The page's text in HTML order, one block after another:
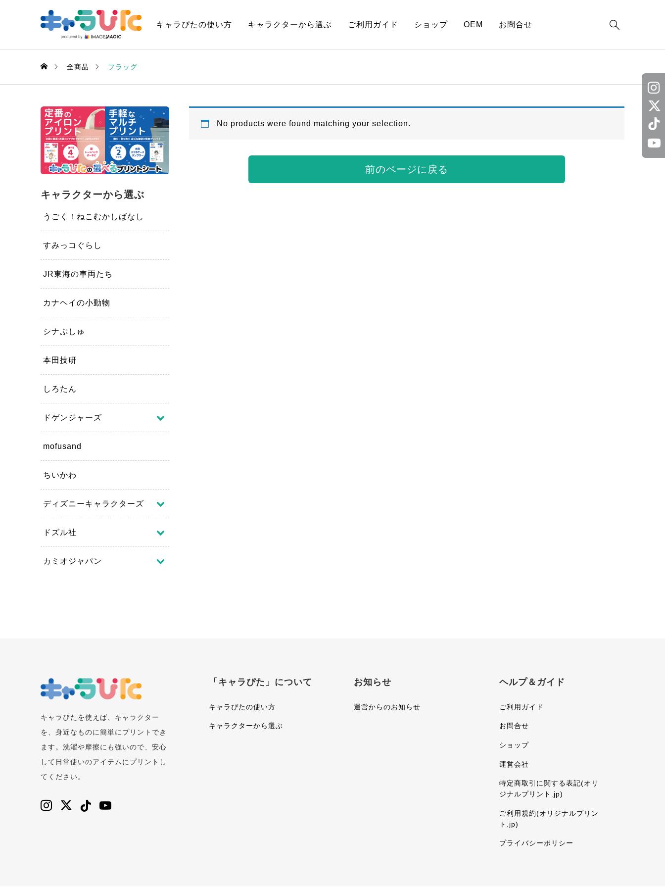
キャラぴたの使い方 キャラクターから選ぶ ご利用ガイド ショップ OEM お問合せ 
全商品 フラッグ
No products were found matching your selection.
前のページに戻る
キャラクターから選ぶ
うごく！ねこむかしばなし
すみっコぐらし
JR東海の車両たち
カナヘイの小動物
シナぷしゅ
本田技研
しろたん
ドゲンジャーズ
mofusand
ちいかわ
ディズニーキャラクターズ
ドズル社
カミオジャパン
キャラぴたを使えば、キャラクター
を、身近なものに簡単にプリントでき
ます。洗濯や摩擦にも強いので、安心
して日常使いのアイテムにプリントし
てください。
「キャラぴた」について
キャラぴたの使い方
キャラクターから選ぶ
お知らせ
運営からのお知らせ
ヘルプ＆ガイド
ご利用ガイド
お問合せ
ショップ
運営会社
特定商取引に関する表記(オリ
ジナルプリント.jp)
ご利用規約(オリジナルプリン
ト.jp)
プライバシーポリシー